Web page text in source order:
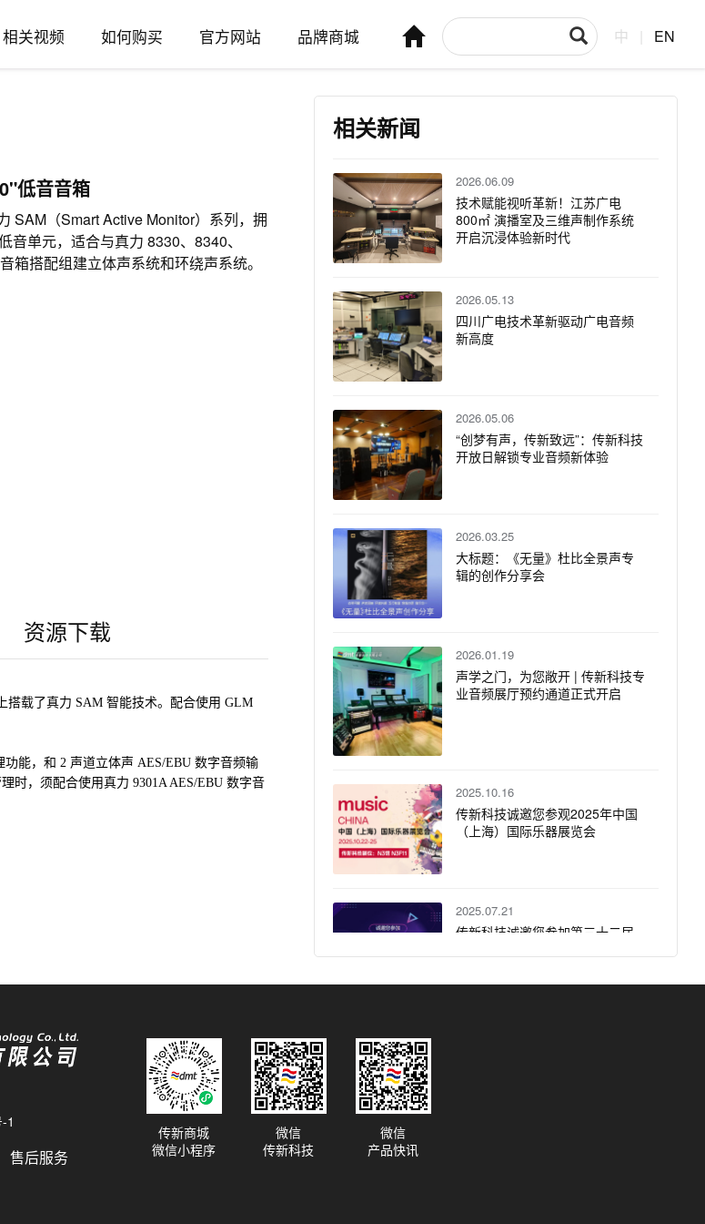
相关视频 如何购买 官方网站 品牌商城 中 EN
低音音箱
SAM（Smart Active Monitor）系列，拥
音单元，适合与真力 8330、8340、
箱搭配组建立体声系统和环绕声系统。
资源下载
搭载了真力 SAM 智能技术。配合使用 GLM
能，和 2 声道立体声 AES/EBU 数字音频输
时，须配合使用真力 9301A AES/EBU 数字音
相关新闻
2026.06.09
技术赋能视听革新！江苏广电
800㎡ 演播室及三维声制作系统
开启沉浸体验新时代
2026.05.13
四川广电技术革新驱动广电音频
新高度
2026.05.06
“创梦有声，传新致远”：传新科技
开放日解锁专业音频新体验
2026.03.25
大标题：《无量》杜比全景声专
辑的创作分享会
2026.01.19
声学之门，为您敞开 | 传新科技专
业音频展厅预约通道正式开启
2025.10.16
传新科技诚邀您参观2025年中国
（上海）国际乐器展览会
2025.07.21
传新科技诚邀您参加第三十二届
1
售后服务
传新商城
微信小程序
微信
传新科技
微信
产品快讯